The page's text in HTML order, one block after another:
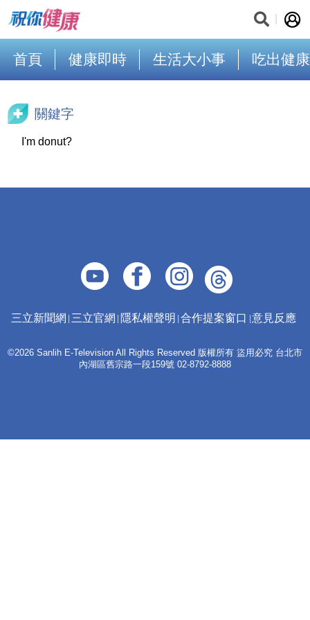
首頁 健康即時 生活大小事 吃出健康
關鍵字
I'm donut?
三立新聞網 三立官網 隱私權聲明 合作提案窗口 意見反應
©2026 Sanlih E-Television All Rights Reserved 版權所有 盜用必究 台北市
內湖區舊宗路一段159號 02-8792-8888